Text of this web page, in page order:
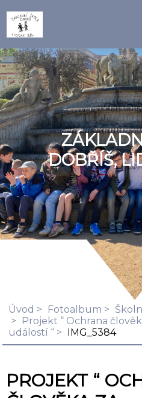
DOBŘÍŠ,
Úvod Fotoalbum
Projekt “ Ochrana
událostí “
IMG_5384
PROJEKT “